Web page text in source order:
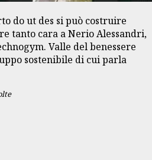
do ut des si può costruire
tanto cara a Nerio Alessandri,
Valle del benessere
sostenibile di cui parla